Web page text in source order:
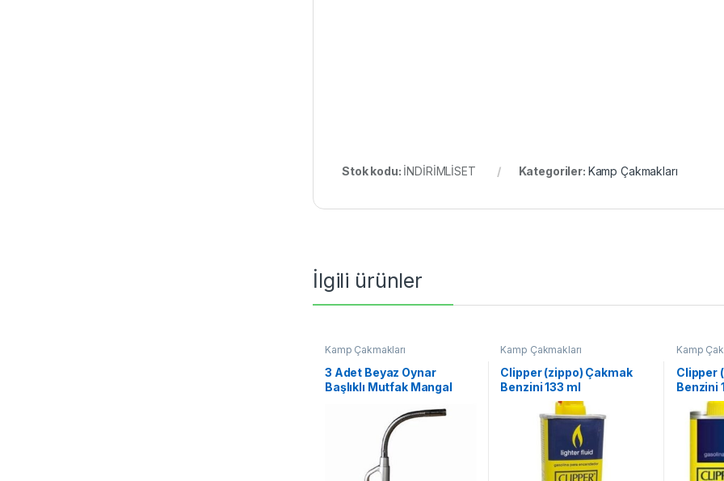
Stok kodu: İNDİRİMLİSET Kategoriler: Kamp Çakmakları
İlgili ürünler
Kamp Çakmakları
3 Adet Beyaz Oynar
Başlıklı Mutfak Mangal
Kamp Çakmakları
Clipper (zippo) Çakmak
Benzini 133 ml
Kamp
Clipper
Benzini